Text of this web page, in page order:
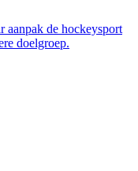
aanpak de hockeysport
doelgroep.